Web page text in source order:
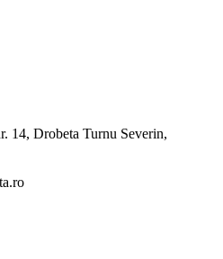
14, Drobeta Turnu Severin,